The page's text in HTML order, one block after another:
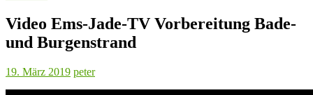
Video Ems-Jade-TV Vorbereitung Bade-
und Burgenstrand
19. März 2019 peter